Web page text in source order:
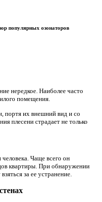
популярных озонаторов
нередкое. Наиболее часто
помещения.
портя их внешний вид и со
плесени страдает не только
Чаще всего он
квартиры. При обнаружении
за ее устранение.